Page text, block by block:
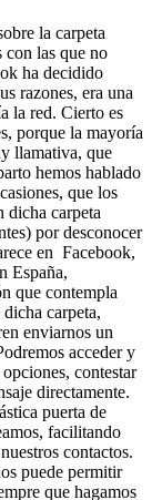
la carpeta
con las que no
ha decidido
razones, era una
la red. Cierto es
porque la mayoría
llamativa, que
hemos hablado
que los
dicha carpeta
por desconocer
en Facebook,
España,
que contempla
carpeta,
enviarnos un
acceder y
contestar
directamente.
puerta de
facilitando
contactos.
puede permitir
que hagamos